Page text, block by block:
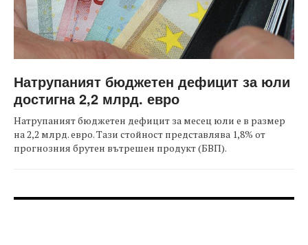
Натрупаният бюджетен дефицит за юли
достигна 2,2 млрд. евро
Натрупаният бюджетен дефицит за месец юли е в размер
на 2,2 млрд. евро. Тази стойност представлява 1,8% от
прогнозния брутен вътрешен продукт (БВП).